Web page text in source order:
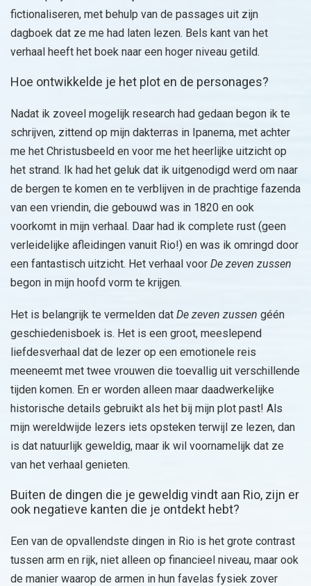
fictionaliseren, met behulp van de passages uit zijn
dagboek dat ze me had laten lezen. Bels kant van het
verhaal heeft het boek naar een hoger niveau getild.
Hoe ontwikkelde je het plot en de personages?
Nadat ik zoveel mogelijk research had gedaan begon ik te
schrijven, zittend op mijn dakterras in Ipanema, met achter
me het Christusbeeld en voor me het heerlijke uitzicht op
het strand. Ik had het geluk dat ik uitgenodigd werd om naar
de bergen te komen en te verblijven in de prachtige fazenda
van een vriendin, die gebouwd was in 1820 en ook
voorkomt in mijn verhaal. Daar had ik complete rust (geen
verleidelijke afleidingen vanuit Rio!) en was ik omringd door
een fantastisch uitzicht. Het verhaal voor De zeven zussen
begon in mijn hoofd vorm te krijgen.
Het is belangrijk te vermelden dat De zeven zussen géén
geschiedenisboek is. Het is een groot, meeslepend
liefdesverhaal dat de lezer op een emotionele reis
meeneemt met twee vrouwen die toevallig uit verschillende
tijden komen. En er worden alleen maar daadwerkelijke
historische details gebruikt als het bij mijn plot past! Als
mijn wereldwijde lezers iets opsteken terwijl ze lezen, dan
is dat natuurlijk geweldig, maar ik wil voornamelijk dat ze
van het verhaal genieten.
Buiten de dingen die je geweldig vindt aan Rio, zijn er
ook negatieve kanten die je ontdekt hebt?
Een van de opvallendste dingen in Rio is het grote contrast
tussen arm en rijk, niet alleen op financieel niveau, maar ook
de manier waarop de armen in hun favelas fysiek zover